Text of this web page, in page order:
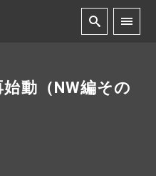
動（NW編その